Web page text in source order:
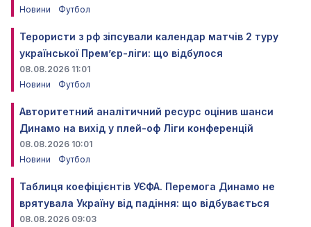
Новини
Футбол
Терористи з рф зіпсували календар матчів 2 туру
української Прем’єр-ліги: що відбулося
08.08.2026 11:01
Новини
Футбол
Авторитетний аналітичний ресурс оцінив шанси
Динамо на вихід у плей-оф Ліги конференцій
08.08.2026 10:01
Новини
Футбол
Таблиця коефіцієнтів УЄФА. Перемога Динамо не
врятувала Україну від падіння: що відбувається
08.08.2026 09:03